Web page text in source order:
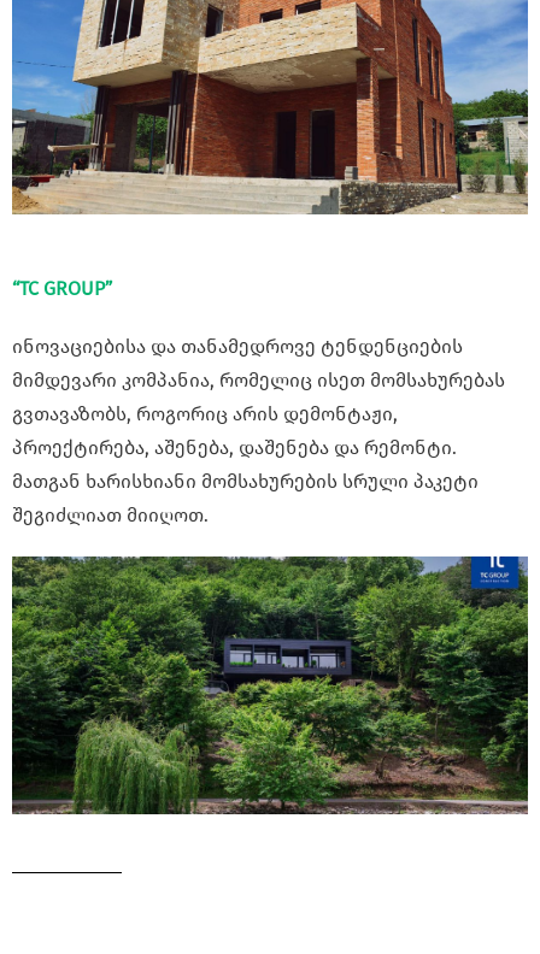
“TC GROUP”
ინოვაციებისა და თანამედროვე ტენდენციების
მიმდევარი კომპანია, რომელიც ისეთ მომსახურებას
გვთავაზობს, როგორიც არის დემონტაჟი,
პროექტირება, აშენება, დაშენება და რემონტი.
მათგან ხარისხიანი მომსახურების სრული პაკეტი
შეგიძლიათ მიიღოთ.